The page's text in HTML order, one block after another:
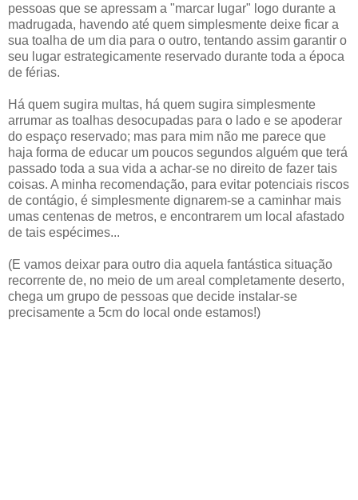
pessoas que se apressam a "marcar lugar" logo durante a
madrugada, havendo até quem simplesmente deixe ficar a
sua toalha de um dia para o outro, tentando assim garantir o
seu lugar estrategicamente reservado durante toda a época
de férias.
Há quem sugira multas, há quem sugira simplesmente
arrumar as toalhas desocupadas para o lado e se apoderar
do espaço reservado; mas para mim não me parece que
haja forma de educar um poucos segundos alguém que terá
passado toda a sua vida a achar-se no direito de fazer tais
coisas. A minha recomendação, para evitar potenciais riscos
de contágio, é simplesmente dignarem-se a caminhar mais
umas centenas de metros, e encontrarem um local afastado
de tais espécimes...
(E vamos deixar para outro dia aquela fantástica situação
recorrente de, no meio de um areal completamente deserto,
chega um grupo de pessoas que decide instalar-se
precisamente a 5cm do local onde estamos!)